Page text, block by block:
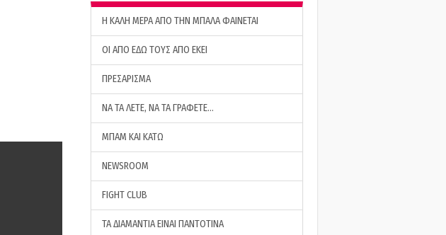
H ΚΑΛΗ ΜΕΡΑ ΑΠΟ ΤΗΝ ΜΠΑΛΑ ΦΑΙΝΕΤΑΙ
ΟΙ ΑΠΟ ΕΔΩ ΤΟΥΣ ΑΠΟ ΕΚΕΙ
ΠΡΕΣΑΡΙΣΜΑ
ΝΑ ΤΑ ΛΕΤΕ, ΝΑ ΤΑ ΓΡΑΦΕΤΕ…
ΜΠΑΜ ΚΑΙ ΚΑΤΩ
NEWSROOM
FIGHT CLUB
ΤΑ ΔΙΑΜΑΝΤΙΑ ΕΙΝΑΙ ΠΑΝΤΟΤΙΝΑ